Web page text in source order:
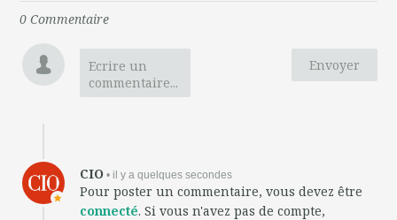
0 Commentaire
Envoyer
Ecrire un
commentaire...
CIO • il y a quelques secondes
Pour poster un commentaire, vous devez être
connecté. Si vous n'avez pas de compte,